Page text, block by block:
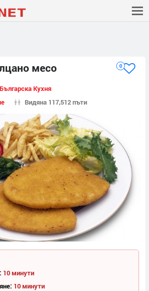
месо 0
Българска Кухня
Видяна 117,512 пъти
10 минути
10 минути